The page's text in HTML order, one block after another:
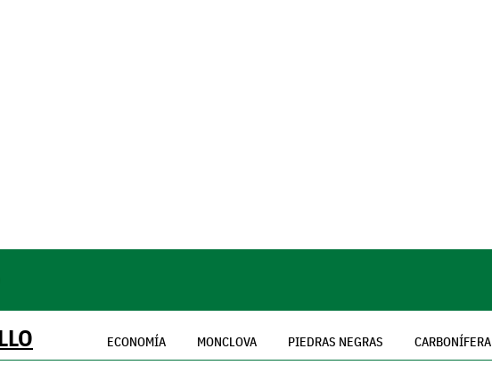
ECONOMÍA MONCLOVA PIEDRAS NEGRAS CARBONÍFERA